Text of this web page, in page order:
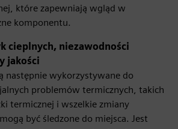
które zapewniają wgląd w
komponentu.
cieplnych, niezawodności
jakości
następnie wykorzystywane do
problemów termicznych, takich
termicznej i wszelkie zmiany
być śledzone do miejsca. Jest